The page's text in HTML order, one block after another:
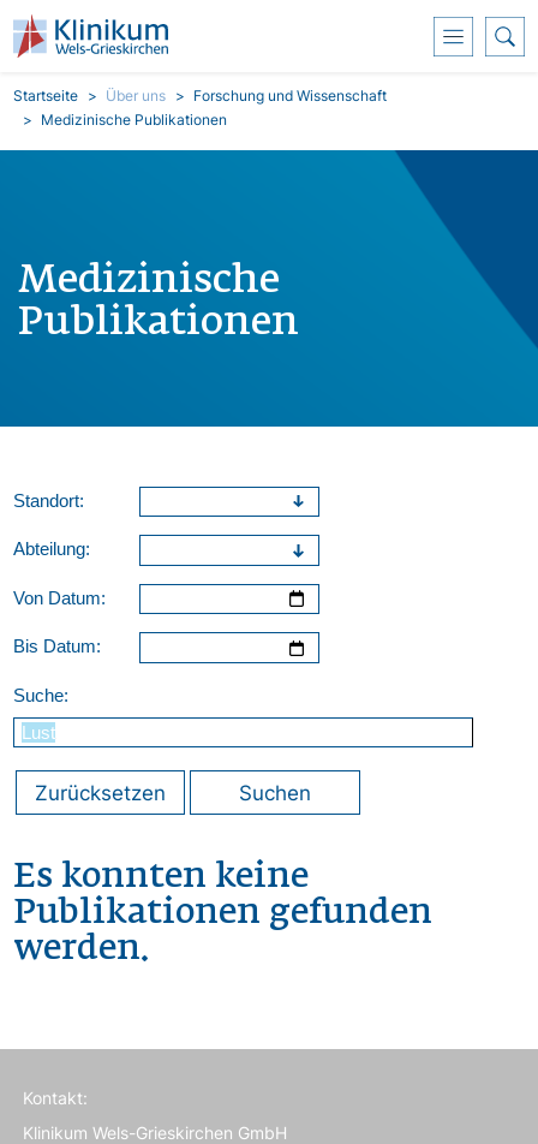
Direkt zum Inhalt
Pfadnavigation
Startseite Über uns
Forschung und Wissenschaft
Medizinische Publikationen
Medizinische
Publikationen
Standort:
Abteilung:
Von Datum:
Bis Datum:
Suche:
Zurücksetzen Suchen
Es konnten keine
Publikationen gefunden
werden.
Kontakt:
Klinikum Wels-Grieskirchen GmbH